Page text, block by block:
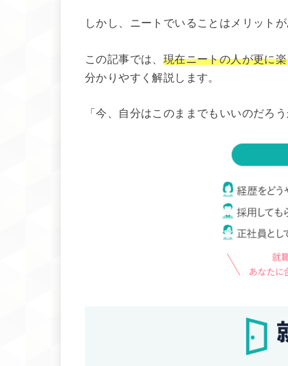
しかし、ニートでいることはメリット
この記事では、 現在ニートの人が更に
分かりやすく解説します。
「今、自分はこのままでもいいのだろ